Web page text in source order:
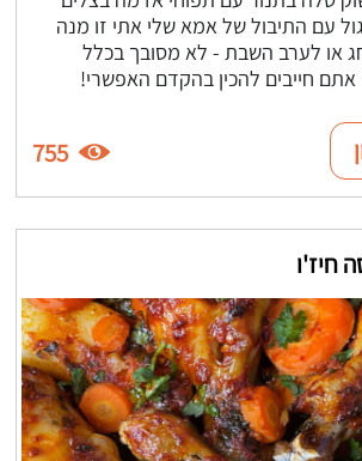
עם התיבול של אמא שלי אתי זו מנה
או לערב השבת - לא מסובך בכלל
חייבים להכין בהקדם האפשרי!
755
חיז'ו